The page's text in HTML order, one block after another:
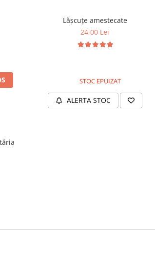
Lășcuțe amestecate
24,00 Lei
STOC EPUIZAT
ALERTA STOC